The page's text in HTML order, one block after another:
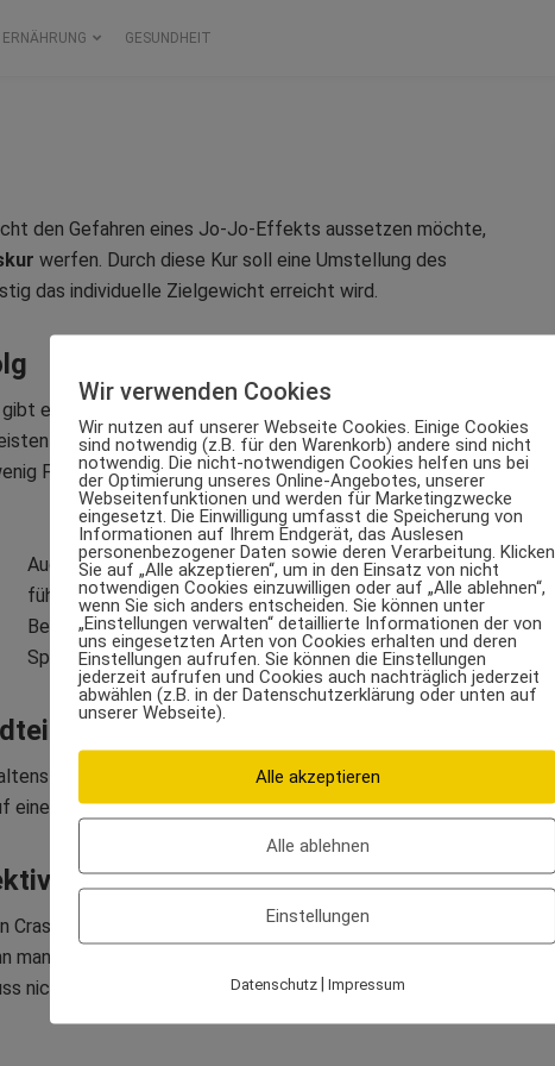
ERNÄHRUNG GESUNDHEIT
den Gefahren eines Jo-Jo-Effekts aussetzen möchte,
werfen. Durch diese Kur soll eine Umstellung des
das individuelle Zielgewicht erreicht wird.
es keine Verbote. Diese, so der Entwickler der
Fällen das Erreichen eines Ziels. Stattdessen sollen
Fett gewählt werden, damit eine bestimmte Menge Fett
Auch Süßigkeiten sind so erlaubt, sofern sie nicht dazu
führen, dass mehr als 60 g Fett am Tag gegessen werden.
Bevorzugt sollen kohlenhydratreiche Nahrungsmittel auf den
Speiseplan kommen.
der Pfundskur
soll mehr Bewegung in das Leben integriert werden.
eine konstante Art und Weise reduziert.
Diäten durchführt, muss über genügend Geduld
sich jedoch sparen. Jeder, der diese zehn Wochen
nicht zu kurz kommt, wird mit einem niedrigeren und stabilen
Wir verwenden Cookies
Wir nutzen auf unserer Webseite Cookies. Einige Cookies
sind notwendig (z.B. für den Warenkorb) andere sind nicht
notwendig. Die nicht-notwendigen Cookies helfen uns bei
der Optimierung unseres Online-Angebotes, unserer
Webseitenfunktionen und werden für Marketingzwecke
eingesetzt. Die Einwilligung umfasst die Speicherung von
Informationen auf Ihrem Endgerät, das Auslesen
personenbezogener Daten sowie deren Verarbeitung. Klicken
Sie auf „Alle akzeptieren“, um in den Einsatz von nicht
notwendigen Cookies einzuwilligen oder auf „Alle ablehnen“,
wenn Sie sich anders entscheiden. Sie können unter
„Einstellungen verwalten“ detaillierte Informationen der von
uns eingesetzten Arten von Cookies erhalten und deren
Einstellungen aufrufen. Sie können die Einstellungen
jederzeit aufrufen und Cookies auch nachträglich jederzeit
abwählen (z.B. in der Datenschutzerklärung oder unten auf
unserer Webseite).
Alle akzeptieren
Alle ablehnen
Einstellungen
Datenschutz| Impressum